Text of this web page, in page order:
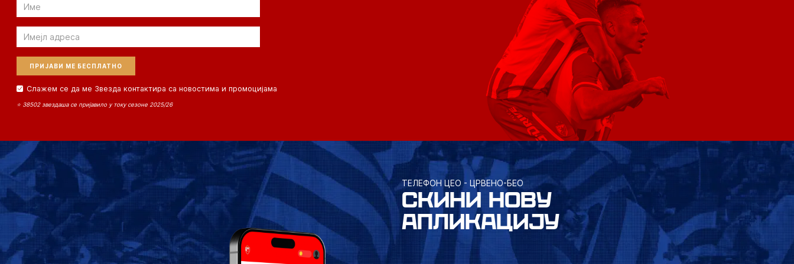
Email
Email
Слажем се да ме Звезда контактира са новостима и промоцијама
⭐ 38502 звездаша се пријавило у току сезоне 2025/26
ТЕЛЕФОН ЦЕО - ЦРВЕНО-БЕО
СКИНИ НОВУ
АПЛИКАЦИЈУ